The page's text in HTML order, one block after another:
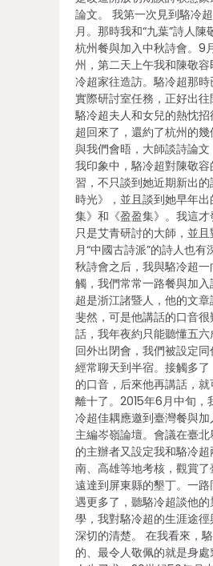
論文。 我第一次見到駱冷
月。那時我和“九葉”詩人陳
杭州餐與加入中秋詩會。9
州，第二天上午我和陳敬
冷超家往造訪。駱冷超那
實際研討室任務，正好出
駱冷超夫人和女兒的熱忱
超回來了，還約了杭州的
與我們會晤，大師談詩論
我印象中，駱冷超對陳敬
習，不只談到她近期新出
時光》，並且談到她早年
集》和《盈盈集》。我這
只是艾青研討的大師，並
月“中國古詩派”的詩人也有
秋詩會之后，我與駱冷超
觸，我們常常一路餐與加
超是浙江諸暨人，他的文
斐然，可是他講話的口音
話，我年夜約只能聽懂五
回外出閉會，我們被設定同
經常聊天到半宿。接觸多
的口音，后來他再講話，
離十了。2015年6月中旬，
冷超佳耦應邀到臺灣餐與
主編岑嶺論壇。會議在臺
的主辦者又設定我和駱冷
南、高雄等地考核，觀賞
遠達到屏東縣的墾丁。一
遇更多了，聽駱冷超談他
學，我對駱冷超的生涯途
深切的清楚。 在我看來，
的、最令人敬佩的就是身